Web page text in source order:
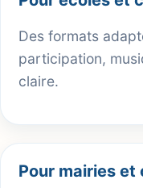
Des formats
participation,
claire.
Pour mairies